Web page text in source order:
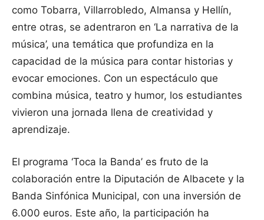
como Tobarra, Villarrobledo, Almansa y Hellín,
entre otras, se adentraron en ‘La narrativa de la
música’, una temática que profundiza en la
capacidad de la música para contar historias y
evocar emociones. Con un espectáculo que
combina música, teatro y humor, los estudiantes
vivieron una jornada llena de creatividad y
aprendizaje.
El programa ‘Toca la Banda’ es fruto de la
colaboración entre la Diputación de Albacete y la
Banda Sinfónica Municipal, con una inversión de
6.000 euros. Este año, la participación ha